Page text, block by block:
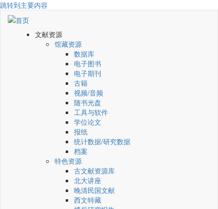
跳转到主要内容
文献资源
馆藏资源
数据库
电子图书
电子期刊
古籍
视频/音频
随书光盘
工具与软件
学位论文
报纸
统计数据/研究数据
档案
特色资源
古文献资源库
北大讲座
晚清民国文献
西文特藏